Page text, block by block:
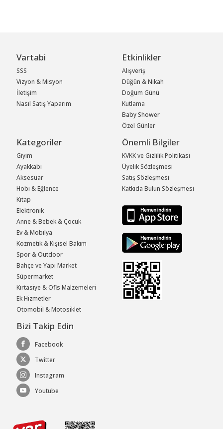
Vartabi
SSS
Vizyon & Misyon
İletişim
Nasıl Satış Yaparım
Etkinlikler
Alışveriş
Düğün & Nikah
Doğum Günü
Kutlama
Baby Shower
Özel Günler
Kategoriler
Giyim
Ayakkabı
Aksesuar
Hobi & Eğlence
Kitap
Elektronik
Anne & Bebek & Çocuk
Ev & Mobilya
Kozmetik & Kişisel Bakım
Spor & Outdoor
Bahçe ve Yapı Market
Süpermarket
Kırtasiye & Ofis Malzemeleri
Ek Hizmetler
Otomobil & Motosiklet
Önemli Bilgiler
KVKK ve Gizlilik Politikası
Üyelik Sözleşmesi
Satış Sözleşmesi
Katkıda Bulun Sözleşmesi
Bizi Takip Edin
Facebook
Twitter
Instagram
Youtube